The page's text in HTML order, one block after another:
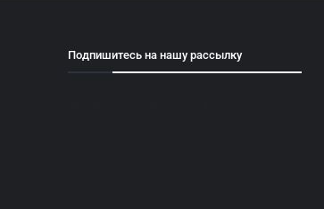
Подпишитесь на нашу рассылку